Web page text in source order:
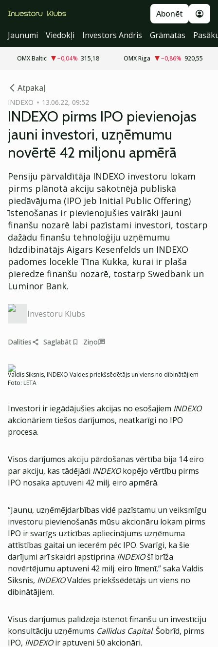
Abonēt
Jaunumi
Viedokļi Investors Andris Grāmatas
OMX Baltic −0,04% 315,18 OMX Riga −0,86% 920,55
Atpakaļ
INDEXO 13.06.22, 09:52
INDEXO pirms IPO pievienojas
jauni investori, uzņēmumu
novērtē 42 miljonu apmērā
Pensiju pārvaldītāja INDEXO investoru lokam
pirms plānotā akciju sākotnējā publiskā
piedāvājuma (IPO jeb Initial Public Offering)
īstenošanas ir pievienojušies vairāki jauni
finanšu nozarē labi pazīstami investori, tostarp
dažādu finanšu tehnoloģiju uzņēmumu
līdzdibinātājs Aigars Kesenfelds un INDEXO
padomes locekle Tīna Kukka, kurai ir plaša
pieredze finanšu nozarē, tostarp Swedbank un
Luminor Bank.
Investoru Klubs
Dalīties Saglabāt Ziņo
Valdis Siksnis, INDEXO Valdes priekšsēdētājs un viens no dibinātājiem
Foto: LETA
Investori ir iegādājušies akcijas no esošajiem INDEXO
akcionāriem tiešos darījumos, neatkarīgi no IPO
procesa.
Visos darījumos akciju pārdošanas vērtība bija 14 eiro
par akciju, kas tādējādi INDEXOkopējo vērtību pirms
IPO nosaka aptuveni 42 milj. eiro apmērā.
“Jaunu, uzņēmējdarbības vidē pazīstamu un veiksmīgu
investoru pievienošanās mūsu akcionāru lokam pirms
IPO ir svarīgs uzticības apliecinājums uzņēmuma
attīstības gaitai un iecerēm pēc IPO. Svarīgi, ka šie
darījumi arī skaidri apstiprina INDEXOšī brīža
novērtējumu aptuveni 42 milj. eiro līmenī,” saka Valdis
Siksnis, INDEXOValdes priekšsēdētājs un viens no
dibinātājiem.
Visus darījumus palīdzēja īstenot finanšu un investīciju
konsultāciju uzņēmums Callidus Capital. Šobrīd, pirms
IPO, INDEXOir aptuveni 50 akcionāri.